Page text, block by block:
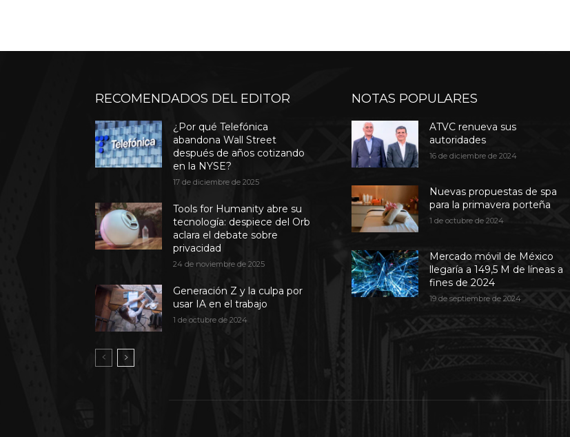
RECOMENDADOS DEL EDITOR
¿Por qué Telefónica
abandona Wall Street
después de años cotizando
en la NYSE?
17 de diciembre de 2025
Tools for Humanity abre su
tecnología: despiece del Orb
aclara el debate sobre
privacidad
24 de noviembre de 2025
Generación Z y la culpa por
usar IA en el trabajo
1 de octubre de 2024
NOTAS POPULARES
ATVC renueva sus
autoridades
16 de diciembre de 2024
Nuevas propuestas de spa
para la primavera porteña
1 de octubre de 2024
Mercado móvil de México
llegaría a 149,5 M de líneas a
fines de 2024
19 de septiembre de 2024